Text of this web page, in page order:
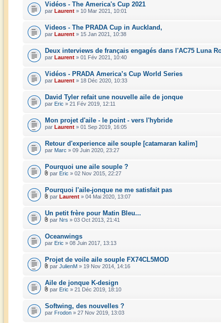
Vidéos - The America's Cup 2021
par Laurent » 10 Mar 2021, 10:01
Videos - The PRADA Cup in Auckland,
par Laurent » 15 Jan 2021, 10:38
Deux interviews de français engagés dans l'AC75 Luna
par Laurent » 01 Fév 2021, 10:40
Vidéos - PRADA America’s Cup World Series
par Laurent » 18 Déc 2020, 10:33
David Tyler refait une nouvelle aile de jonque
par Eric » 21 Fév 2019, 12:11
Mon projet d'aile - le point - vers l'hybride
par Laurent » 01 Sep 2019, 16:05
Retour d'experience aile souple [catamaran kalim]
par Marc » 09 Juin 2020, 23:27
Pourquoi une aile souple ?
par Eric » 02 Nov 2015, 22:27
Pourquoi l'aile-jonque ne me satisfait pas
par Laurent » 04 Mai 2020, 13:07
Un petit frère pour Matin Bleu...
par Nrs » 03 Oct 2013, 21:41
Oceanwings
par Eric » 08 Juin 2017, 13:13
Projet de voile aile souple FX74CL5MOD
par JulienM » 19 Nov 2014, 14:16
Aile de jonque K-design
par Eric » 21 Déc 2019, 18:10
Softwing, des nouvelles ?
par Frodon » 27 Nov 2019, 13:03